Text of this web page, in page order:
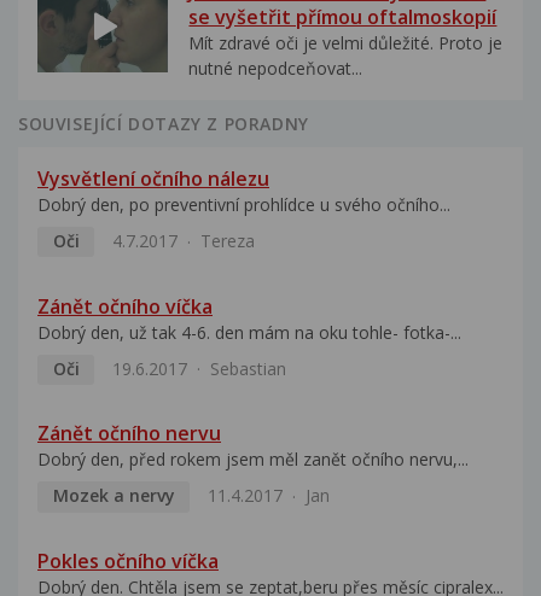
se vyšetřit přímou oftalmoskopií
Mít zdravé oči je velmi důležité. Proto je
nutné nepodceňovat...
SOUVISEJÍCÍ DOTAZY Z PORADNY
Vysvětlení očního nálezu
Dobrý den, po preventivní prohlídce u svého očního...
Oči
4.7.2017 Tereza
Zánět očního víčka
Dobrý den, už tak 4-6. den mám na oku tohle- fotka-...
Oči
19.6.2017 Sebastian
Zánět očního nervu
Dobrý den, před rokem jsem měl zanět očního nervu,...
Mozek a nervy
11.4.2017 Jan
Pokles očního víčka
Dobrý den. Chtěla jsem se zeptat,beru přes měsíc cipralex...